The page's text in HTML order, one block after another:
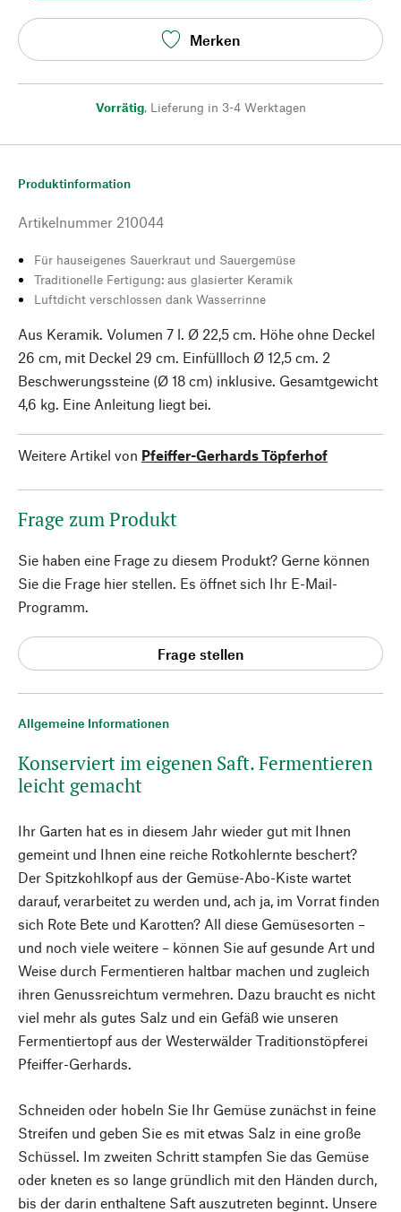
Merken
Vorrätig, Lieferung in 3-4 Werktagen
Allgemeine Informationen
Konserviert im eigenen Saft. Fermentieren
leicht gemacht
Ihr Garten hat es in diesem Jahr wieder gut mit Ihnen
gemeint und Ihnen eine reiche Rotkohlernte beschert?
Der Spitzkohlkopf aus der Gemüse-Abo-Kiste wartet
darauf, verarbeitet zu werden und, ach ja, im Vorrat finden
sich Rote Bete und Karotten? All diese Gemüsesorten –
und noch viele weitere – können Sie auf gesunde Art und
Weise durch Fermentieren haltbar machen und zugleich
ihren Genussreichtum vermehren. Dazu braucht es nicht
viel mehr als gutes Salz und ein Gefäß wie unseren
Fermentiertopf aus der Westerwälder Traditionstöpferei
Pfeiffer-Gerhards.
Schneiden oder hobeln Sie Ihr Gemüse zunächst in feine
Streifen und geben Sie es mit etwas Salz in eine große
Schüssel. Im zweiten Schritt stampfen Sie das Gemüse
oder kneten es so lange gründlich mit den Händen durch,
bis der darin enthaltene Saft auszutreten beginnt. Unsere
Produktinformation
Artikelnummer 210044
Für hauseigenes Sauerkraut und Sauergemüse
Traditionelle Fertigung: aus glasierter Keramik
Luftdicht verschlossen dank Wasserrinne
Aus Keramik. Volumen 7 l. Ø 22,5 cm. Höhe ohne Deckel
26 cm, mit Deckel 29 cm. Einfüllloch Ø 12,5 cm. 2
Beschwerungssteine (Ø 18 cm) inklusive. Gesamtgewicht
4,6 kg. Eine Anleitung liegt bei.
Weitere Artikel von Pfeiffer-Gerhards Töpferhof
Frage zum Produkt
Sie haben eine Frage zu diesem Produkt? Gerne können
Sie die Frage hier stellen. Es öffnet sich Ihr E-Mail-
Programm.
Frage stellen